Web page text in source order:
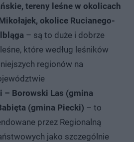
tereny leśne w okolicach
okolice Rucianego-
– są to duże i dobrze
które według leśników
regionów na
– Borowski Las (gmina
(gmina Piecki) – to
przez Regionalną
jako szczególnie